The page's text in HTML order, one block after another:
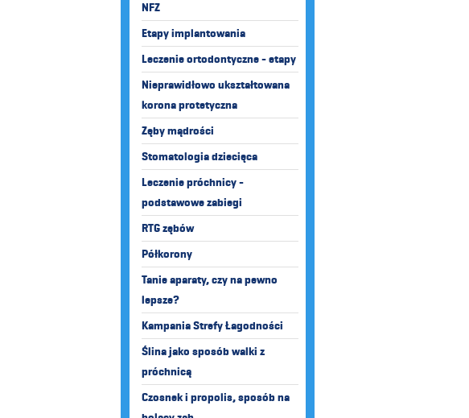
NFZ
Etapy implantowania
Leczenie ortodontyczne - etapy
Nieprawidłowo ukształtowana
korona protetyczna
Zęby mądrości
Stomatologia dziecięca
Leczenie próchnicy -
podstawowe zabiegi
RTG zębów
Półkorony
Tanie aparaty, czy na pewno
lepsze?
Kampania Strefy Łagodności
Ślina jako sposób walki z
próchnicą
Czosnek i propolis, sposób na